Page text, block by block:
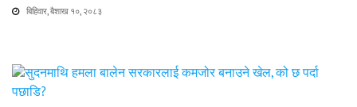
बिहिवार, बैशाख १०, २०८३